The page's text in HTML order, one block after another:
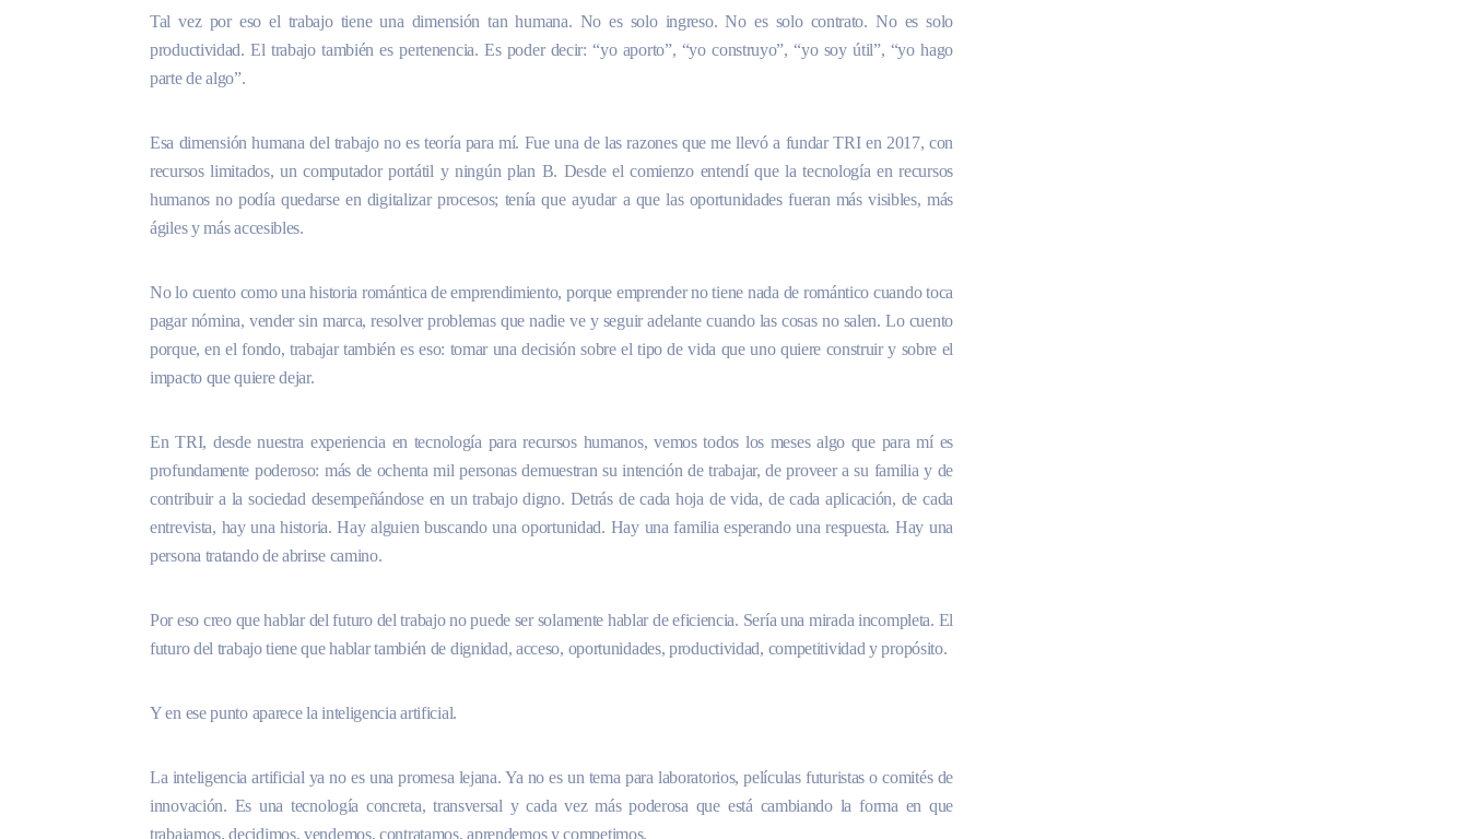
Tal vez por eso el trabajo tiene una dimensión tan humana. No es solo ingreso. No es solo contrato. No es solo
productividad. El trabajo también es pertenencia. Es poder decir: “yo aporto”, “yo construyo”, “yo soy útil”, “yo hago
parte de algo”.
Esa dimensión humana del trabajo no es teoría para mí. Fue una de las razones que me llevó a fundar TRI en 2017, con
recursos limitados, un computador portátil y ningún plan B. Desde el comienzo entendí que la tecnología en recursos
humanos no podía quedarse en digitalizar procesos; tenía que ayudar a que las oportunidades fueran más visibles, más
ágiles y más accesibles.
No lo cuento como una historia romántica de emprendimiento, porque emprender no tiene nada de romántico cuando toca
pagar nómina, vender sin marca, resolver problemas que nadie ve y seguir adelante cuando las cosas no salen. Lo cuento
porque, en el fondo, trabajar también es eso: tomar una decisión sobre el tipo de vida que uno quiere construir y sobre el
impacto que quiere dejar.
En TRI, desde nuestra experiencia en tecnología para recursos humanos, vemos todos los meses algo que para mí es
profundamente poderoso: más de ochenta mil personas demuestran su intención de trabajar, de proveer a su familia y de
contribuir a la sociedad desempeñándose en un trabajo digno. Detrás de cada hoja de vida, de cada aplicación, de cada
entrevista, hay una historia. Hay alguien buscando una oportunidad. Hay una familia esperando una respuesta. Hay una
persona tratando de abrirse camino.
Por eso creo que hablar del futuro del trabajo no puede ser solamente hablar de eficiencia. Sería una mirada incompleta. El
futuro del trabajo tiene que hablar también de dignidad, acceso, oportunidades, productividad, competitividad y propósito.
Y en ese punto aparece la inteligencia artificial.
La inteligencia artificial ya no es una promesa lejana. Ya no es un tema para laboratorios, películas futuristas o comités de
innovación. Es una tecnología concreta, transversal y cada vez más poderosa que está cambiando la forma en que
trabajamos, decidimos, vendemos, contratamos, aprendemos y competimos.